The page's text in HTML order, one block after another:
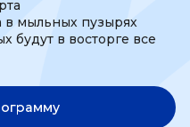
в мыльных пузырях
будут в восторге все